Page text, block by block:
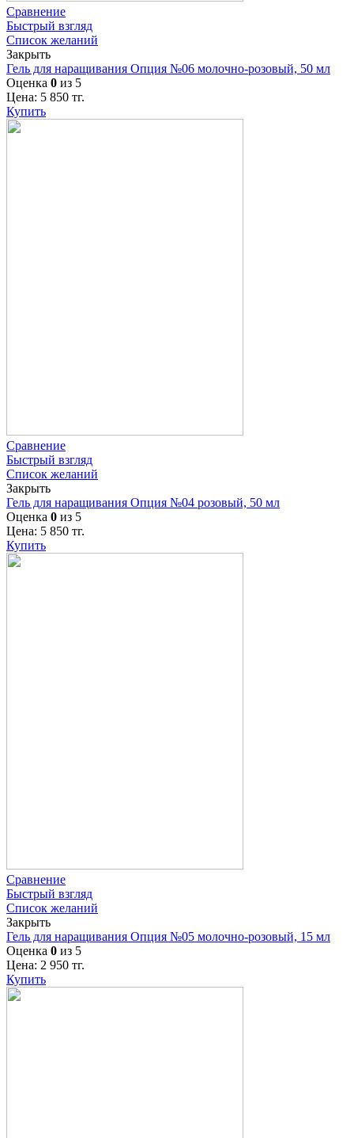
Сравнение
Быстрый взгляд
Список желаний
Закрыть
Гель для наращивания Опция №06 молочно-розовый, 50 мл
Оценка 0 из 5
Цена: 5 850 тг.
Купить
Сравнение
Быстрый взгляд
Список желаний
Закрыть
Гель для наращивания Опция №04 розовый, 50 мл
Оценка 0 из 5
Цена: 5 850 тг.
Купить
Сравнение
Быстрый взгляд
Список желаний
Закрыть
Гель для наращивания Опция №05 молочно-розовый, 15 мл
Оценка 0 из 5
Цена: 2 950 тг.
Купить